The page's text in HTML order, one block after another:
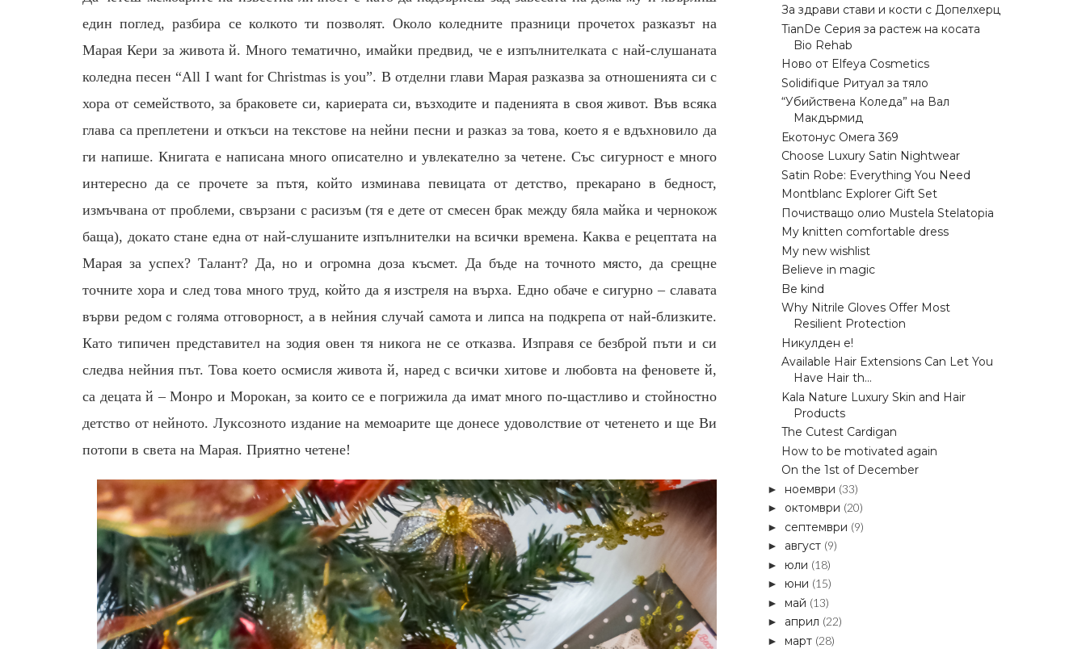
един поглед, разбира се колкото ти позволят. Около коледните празници прочетох разказът на
Марая Кери за живота й. Много тематично, имайки предвид, че е изпълнителката с най-слушаната
коледна песен “All I want for Christmas is you”. В отделни глави Марая разказва за отношенията си с
хора от семейството, за браковете си, кариерата си, възходите и паденията в своя живот. Във всяка
глава са преплетени и откъси на текстове на нейни песни и разказ за това, което я е вдъхновило да
ги напише. Книгата е написана много описателно и увлекателно за четене. Със сигурност е много
интересно да се прочете за пътя, който изминава певицата от детство, прекарано в бедност,
измъчвана от проблеми, свързани с расизъм (тя е дете от смесен брак между бяла майка и чернокож
баща), докато стане една от най-слушаните изпълнителки на всички времена. Каква е рецептата на
Марая за успех? Талант? Да, но и огромна доза късмет. Да бъде на точното място, да срещне
точните хора и след това много труд, който да я изстреля на върха. Едно обаче е сигурно – славата
върви редом с голяма отговорност, а в нейния случай самота и липса на подкрепа от най-близките.
Като типичен представител на зодия овен тя никога не се отказва. Изправя се безброй пъти и си
следва нейния път. Това което осмисля живота й, наред с всички хитове и любовта на феновете й,
са децата й – Монро и Морокан, за които се е погрижила да имат много по-щастливо и стойностно
детство от нейното. Луксозното издание на мемоарите ще донесе удоволствие от четенето и ще Ви
потопи в света на Марая. Приятно четене!
За здрави стави и кости с Допелхерц
TianDe Серия за растеж на косата
Bio Rehab
Ново от Elfeya Cosmetics
Solidifique Ритуал за тяло
“Убийствена Коледа” на Вал
Макдърмид
Екотонус Омега 369
Choose Luxury Satin Nightwear
Satin Robe: Everything You Need
Montblanc Explorer Gift Set
Почистващо олио Mustela Stelatopia
My knitten comfortable dress
My new wishlist
Believe in magic
Be kind
Why Nitrile Gloves Offer Most
Resilient Protection
Никулден е!
Available Hair Extensions Can Let You
Have Hair th...
Kala Nature Luxury Skin and Hair
Products
The Cutest Cardigan
How to be motivated again
On the 1st of December
► ноември (33)
► октомври (20)
► септември (9)
► август (9)
► юли (18)
► юни (15)
► май (13)
► април (22)
► март (28)